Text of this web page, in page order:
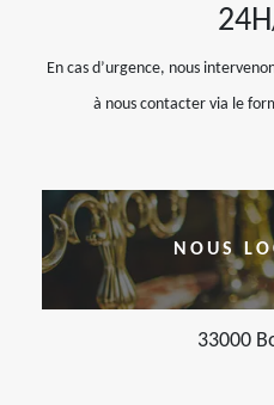
En cas d’urgence, nous
à nous contacter via le
NOUS
33000